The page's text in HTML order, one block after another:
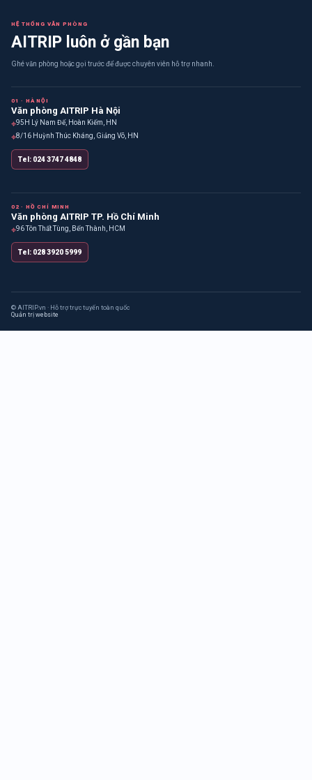
HỆ THỐNG VĂN PHÒNG
AITRIP luôn ở gần bạn
Ghé văn phòng hoặc gọi trước để được chuyên viên hỗ trợ nhanh.
01 · HÀ NỘI
Văn phòng AITRIP Hà Nội
⌖95H Lý Nam Đế, Hoàn Kiếm, HN
⌖8/16 Huỳnh Thúc Kháng, Giảng Võ, HN
Tel: 024 3747 4848
02 · HỒ CHÍ MINH
Văn phòng AITRIP TP. Hồ Chí Minh
⌖96 Tôn Thất Tùng, Bến Thành, HCM
Tel: 028 3920 5999
© AITRIP.vn · Hỗ trợ trực tuyến toàn quốc
Quản trị website